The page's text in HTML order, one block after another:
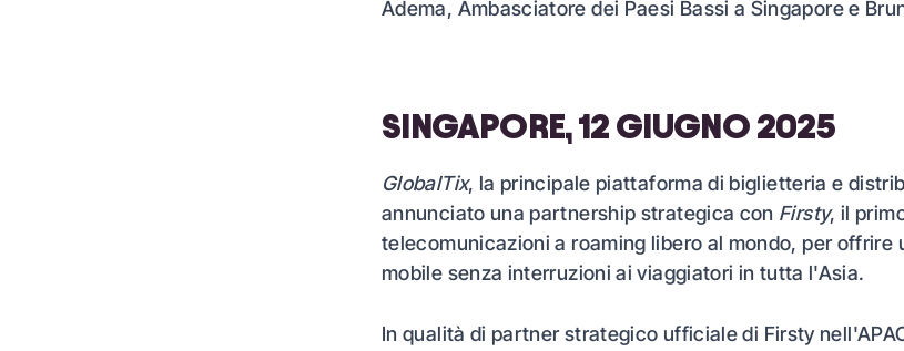
Adema, Ambasciatore dei Paesi Bassi a Singapore e
SINGAPORE, 12 GIUGNO 2025
GlobalTix, la principale piattaforma di biglietteria e
annunciato una partnership strategica con Firsty, il
telecomunicazioni a roaming libero al mondo, per offrire
mobile senza interruzioni ai viaggiatori in tutta l'Asia.
In qualità di partner strategico ufficiale di Firsty